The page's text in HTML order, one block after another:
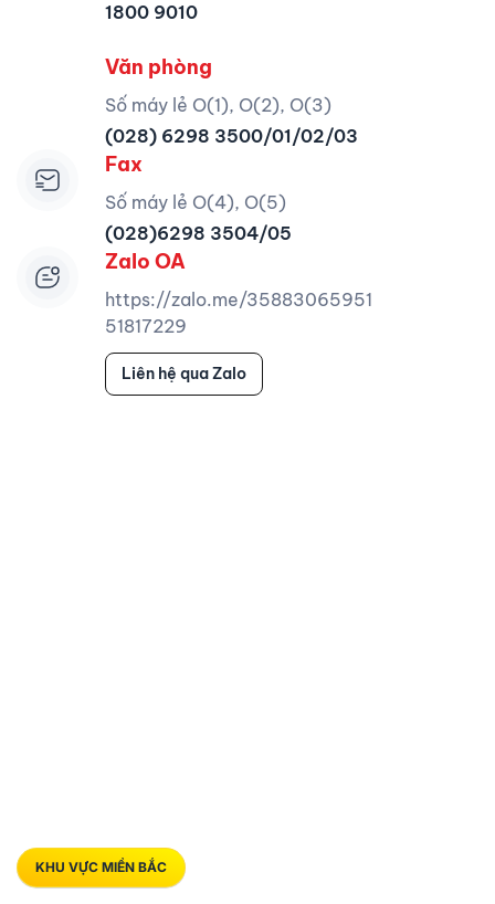
1800 9010
Văn phòng
Số máy lẻ O(1), O(2), O(3)
(028) 6298 3500/01/02/03
Fax
Số máy lẻ O(4), O(5)
(028)6298 3504/05
Zalo OA
https://zalo.me/35883065951
51817229
Liên hệ qua Zalo
KHU VỰC MIỀN BẮC